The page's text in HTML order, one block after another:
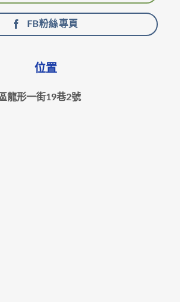
FB粉絲專頁
位置
龍形一街19巷2號